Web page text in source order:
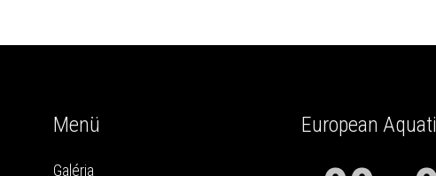
Menü
Galéria
European